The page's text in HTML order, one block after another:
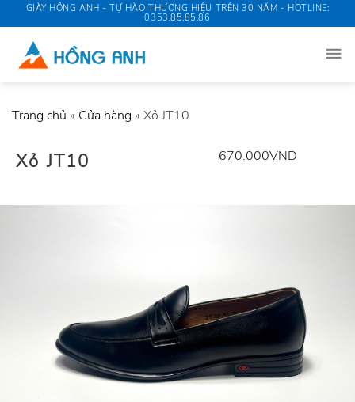
to
content
GIÀY HỒNG ANH - TỰ HÀO THƯƠNG HIỆU TRÊN 30 NĂM - HOTLINE:
0353.85.85.86
Trang chủ » Cửa hàng » Xỏ JT10
Xỏ JT10 670.000VND